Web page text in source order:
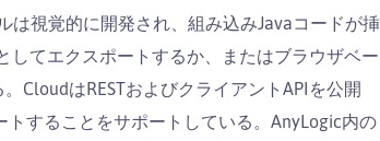
は視覚的に開発され、組み込みJavaコードが挿
してエクスポートするか、またはブラウザベー
CloudはRESTおよびクライアントAPIを公開
トすることをサポートしている。AnyLogic内の